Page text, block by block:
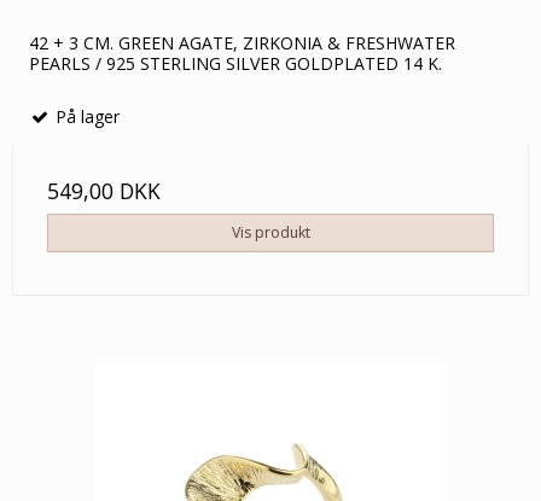
42 + 3 CM. GREEN AGATE, ZIRKONIA & FRESHWATER
PEARLS / 925 STERLING SILVER GOLDPLATED 14 K.
På lager
549,00 DKK
Vis produkt